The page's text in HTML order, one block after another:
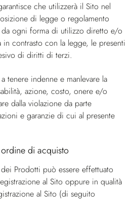
che utilizzerà il Sito nel
di legge o regolamento
da ogni forma di utilizzo diretto e/o
contrasto con la legge, le presenti
di diritti di terzi.
tenere indenne e manlevare la
azione, costo, onere e/o
dalla violazione da parte
e garanzie di cui al presente
di acquisto
Prodotti può essere effettuato
al Sito oppure in qualità
al Sito (di seguito